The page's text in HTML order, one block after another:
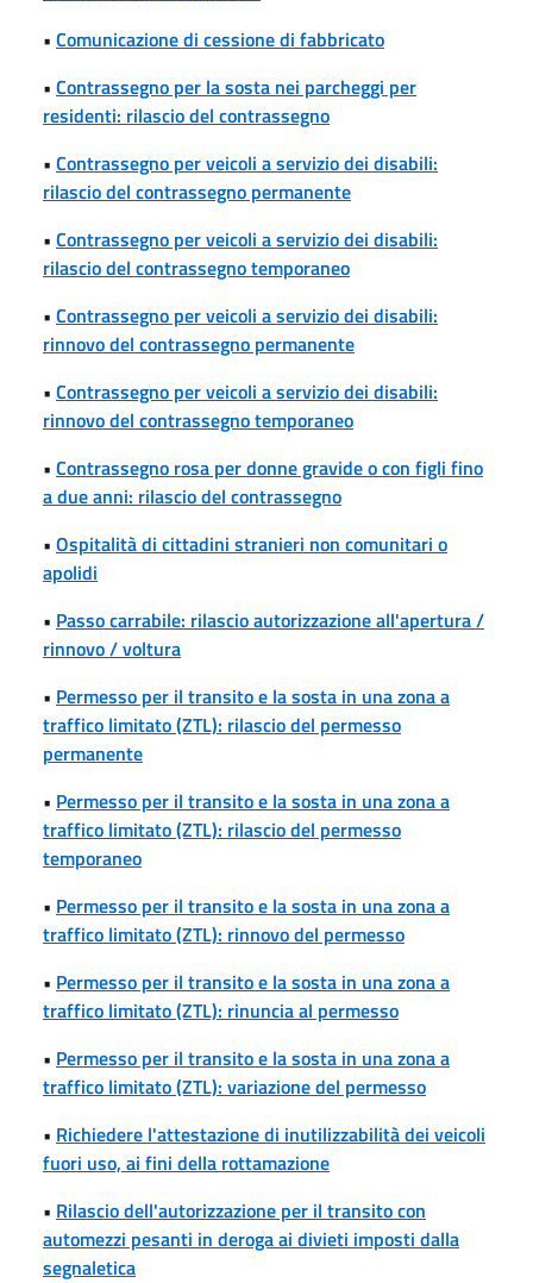
• Comunicazione di cessione di fabbricato
• Contrassegno per la sosta nei parcheggi per
residenti: rilascio del contrassegno
• Contrassegno per veicoli a servizio dei disabili:
rilascio del contrassegno permanente
• Contrassegno per veicoli a servizio dei disabili:
rilascio del contrassegno temporaneo
• Contrassegno per veicoli a servizio dei disabili:
rinnovo del contrassegno permanente
• Contrassegno per veicoli a servizio dei disabili:
rinnovo del contrassegno temporaneo
• Contrassegno rosa per donne gravide o con figli fino
a due anni: rilascio del contrassegno
• Ospitalità di cittadini stranieri non comunitari o
apolidi
• Passo carrabile: rilascio autorizzazione all'apertura /
rinnovo / voltura
• Permesso per il transito e la sosta in una zona a
traffico limitato (ZTL): rilascio del permesso
permanente
• Permesso per il transito e la sosta in una zona a
traffico limitato (ZTL): rilascio del permesso
temporaneo
• Permesso per il transito e la sosta in una zona a
traffico limitato (ZTL): rinnovo del permesso
• Permesso per il transito e la sosta in una zona a
traffico limitato (ZTL): rinuncia al permesso
• Permesso per il transito e la sosta in una zona a
traffico limitato (ZTL): variazione del permesso
• Richiedere l'attestazione di inutilizzabilità dei veicoli
fuori uso, ai fini della rottamazione
• Rilascio dell'autorizzazione per il transito con
automezzi pesanti in deroga ai divieti imposti dalla
segnaletica